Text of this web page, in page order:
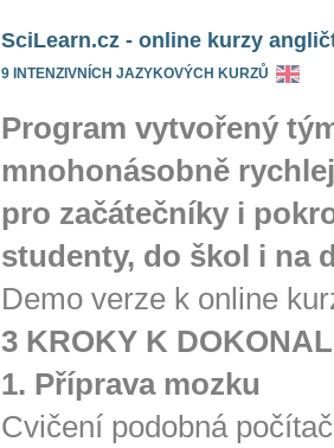
SciLearn.cz - online kurzy
9 INTENZIVNÍCH JAZYKOVÝCH KURZŮ
Program vytvořený
mnohonásobně
pro začátečníky i
studenty, do škol i na
Demo verze k online
3 KROKY K
1. Příprava mozku
Cvičení podobná